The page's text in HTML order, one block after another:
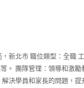
新北市 職位類型：全職
。 團隊管理：領導和激
決學員和家長的問題，